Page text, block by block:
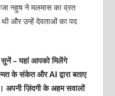
नहुष ने मलमास का व्रत
और उन्हें देवताओं का पद
– यहां आपको मिलेंगे
के संकेत और AI द्वारा बताए
अपनी ज़िंदगी के अहम सवालों